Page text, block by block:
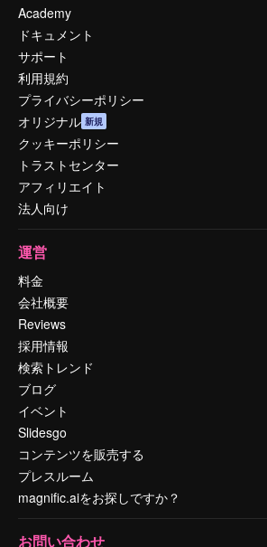
Academy
ドキュメント
サポート
利用規約
プライバシーポリシー
オリジナル 新規
クッキーポリシー
トラストセンター
アフィリエイト
法人向け
運営
料金
会社概要
Reviews
採用情報
検索トレンド
ブログ
イベント
Slidesgo
コンテンツを販売する
プレスルーム
magnific.aiをお探しですか？
お問い合わせ